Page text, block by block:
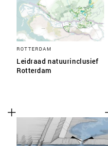
ROTTERDAM
Leidraad natuurinclusief
Rotterdam